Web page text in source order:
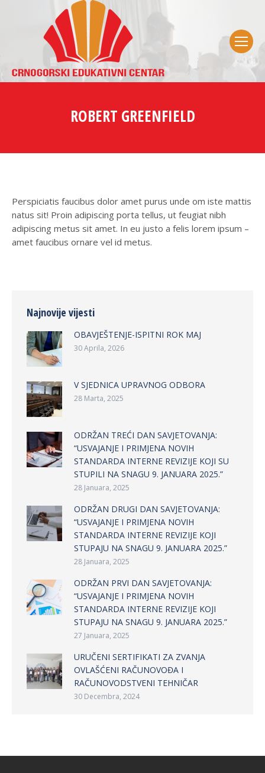
ROBERT GREENFIELD
Perspiciatis faucibus dolor amet purus unde om iste mattis
natus sit! Proin adipiscing porta tellus, ut feugiat nibh
adipiscing metus sit amet. In eu justo a felis lorem ipsum –
amet faucibus ornare vel id metus.
Najnovije vijesti
OBAVJEŠTENJE-ISPITNI ROK MAJ
30 Aprila, 2026
V SJEDNICA UPRAVNOG ODBORA
28 Marta, 2025
ODRŽAN TREĆI DAN SAVJETOVANJA:
“USVAJANJE I PRIMJENA NOVIH
STANDARDA INTERNE REVIZIJE KOJI SU
STUPILI NA SNAGU 9. JANUARA 2025.”
28 Januara, 2025
ODRŽAN DRUGI DAN SAVJETOVANJA:
“USVAJANJE I PRIMJENA NOVIH
STANDARDA INTERNE REVIZIJE KOJI
STUPAJU NA SNAGU 9. JANUARA 2025.”
28 Januara, 2025
ODRŽAN PRVI DAN SAVJETOVANJA:
“USVAJANJE I PRIMJENA NOVIH
STANDARDA INTERNE REVIZIJE KOJI
STUPAJU NA SNAGU 9. JANUARA 2025.”
27 Januara, 2025
URUČENI SERTIFIKATI ZA ZVANJA
OVLAŠĆENI RAČUNOVOĐA I
RAČUNOVODSTVENI TEHNIČAR
30 Decembra, 2024